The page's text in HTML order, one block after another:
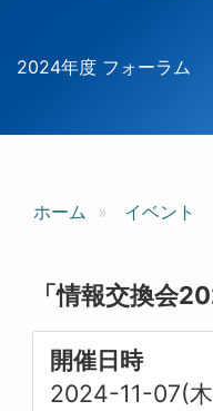
2024年度 フォーラム
ホーム イベント
「情報交換会
開催日時
2024-11-07(